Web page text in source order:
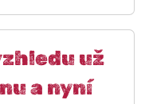
už
a nyní